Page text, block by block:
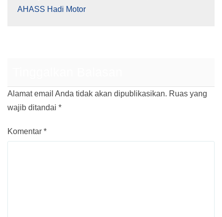
AHASS Hadi Motor
Alamat email Anda tidak akan dipublikasikan. Ruas yang
wajib ditandai *
Komentar *